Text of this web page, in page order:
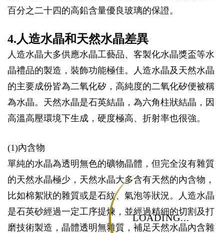
LOADING...
百分之二十四的高鉛含量優良玻璃的保證。
4.人造水晶和天然水晶差異
人造水晶大多供應水晶工藝品、客製化水晶獎盃等水
晶禮品的製造，裝飾功能極佳。人造水晶及天然水晶
的主要成份皆為二氧化矽，高純度的二氧化矽便被稱
為水晶。天然水晶是石英結晶，為六角柱狀結晶，因
高溫高壓環境下生成，硬度極高、折射率也很強。
(1)內含物
單純的水晶為透明無色的礦物晶體，但完全沒有雜質
的天然水晶極少，天然水晶大多含有天然的內含物，
比如棉絮狀的雜質或是石紋、氣泡等狀況。人造水晶
是石英砂經過一定工序提煉，並經過精細的切割及打
磨技術製造，晶體透明無雜質，補足天然水晶內含雜